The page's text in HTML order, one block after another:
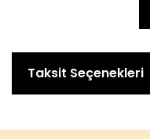
Taksit Seçenekleri